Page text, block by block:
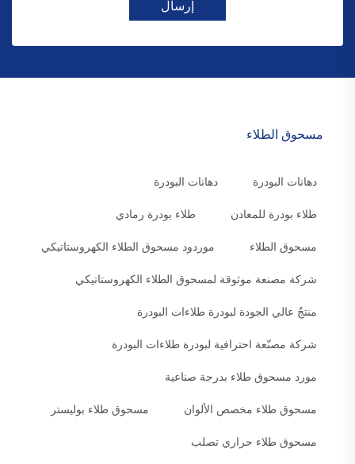
إرسال
مسحوق الطلاء
دهانات البودرة دهانات البودرة
طلاء بودرة للمعادن طلاء بودرة رمادي
مسحوق الطلاء موردود مسحوق الطلاء الكهروستاتيكي
شركة مصنعة موثوقة لمسحوق الطلاء الكهروستاتيكي
منتجٌ عالي الجودة لبودرة طلاءات البودرة
شركة مصنّعة احترافية لبودرة طلاءات البودرة
مورد مسحوق طلاء بدرجة صناعية
مسحوق طلاء مخصص الألوان مسحوق طلاء بوليستر
مسحوق طلاء حراري تصلب